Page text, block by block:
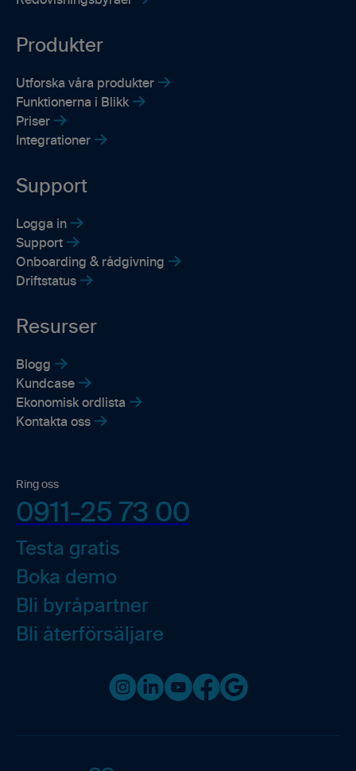
Produkter
Utforska våra produkter
Funktionerna i Blikk
Priser
Integrationer
Support
Logga in
Support
Onboarding & rådgivning
Driftstatus
Resurser
Blogg
Kundcase
Ekonomisk ordlista
Kontakta oss
Ring oss
0911-25 73 00
Testa gratis
Boka demo
Bli byråpartner
Bli återförsäljare
Instagram
LinkedInYoutubeFacebookGoogle business